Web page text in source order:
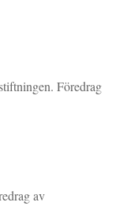
Föredrag
av